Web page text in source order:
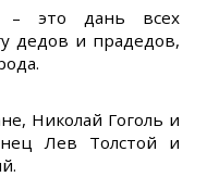
это дань всех
дедов и прадедов,
Николай Гоголь и
Лев Толстой и